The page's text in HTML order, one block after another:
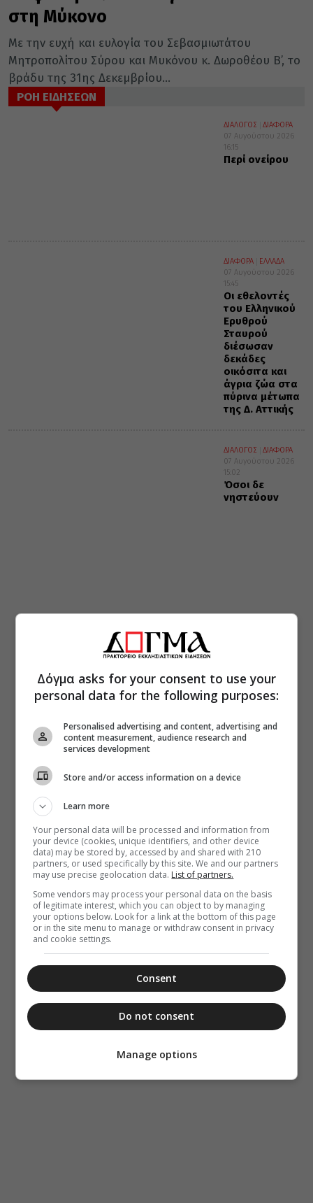
στη Μύκονο
Με την ευχή και ευλογία του Σεβασμιωτάτου
Μητροπολίτου Σύρου και Μυκόνου κ. Δωροθέου Β’, το
βράδυ της 31ης Δεκεμβρίου...
ΡΟΗ ΕΙΔΗΣΕΩΝ
ΔΙΑΛΟΓΟΣ
ΔΙΑΦΟΡΑ
07 Αυγούστου 2026
16:15
Περί ονείρου
ΔΙΑΦΟΡΑ
ΕΛΛΑΔΑ
07 Αυγούστου 2026
15:45
Οι εθελοντές
του Ελληνικού
Ερυθρού
Σταυρού
διέσωσαν
δεκάδες
οικόσιτα και
άγρια ζώα στα
πύρινα μέτωπα
της Δ. Αττικής
ΔΙΑΛΟΓΟΣ
ΔΙΑΦΟΡΑ
07 Αυγούστου 2026
15:02
Όσοι δε
νηστεύουν
Δόγμα asks for your consent to use your
personal data for the following purposes:
Personalised advertising and content, advertising and
content measurement, audience research and
services development
Store and/or access information on a device
Learn more
Your personal data will be processed and information from
your device (cookies, unique identifiers, and other device
data) may be stored by, accessed by and shared with 210
partners, or used specifically by this site. We and our partners
may use precise geolocation data. List of partners.
Some vendors may process your personal data on the basis
of legitimate interest, which you can object to by managing
your options below. Look for a link at the bottom of this page
or in the site menu to manage or withdraw consent in privacy
and cookie settings.
Consent
Do not consent
Manage options